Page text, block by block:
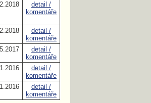
detail /
komentáře
detail /
komentáře
detail /
komentáře
detail /
komentáře
detail /
komentáře